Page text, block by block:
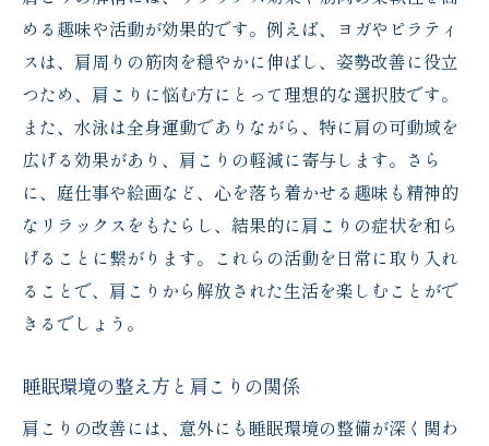
める趣味や活動が効果的です。例えば、ヨガやピラティ
スは、肩周りの筋肉を穏やかに伸ばし、姿勢改善に役立
つため、肩こりに悩む方にとって理想的な選択肢です。
また、水泳は全身運動でありながら、特に肩の可動域を
広げる効果があり、肩こりの軽減に寄与します。さら
に、庭仕事や絵画など、心を落ち着かせる趣味も精神的
なリラックスをもたらし、結果的に肩こりの症状を和ら
げることに繋がります。これらの活動を日常に取り入れ
ることで、肩こりから解放された生活を楽しむことがで
きるでしょう。
睡眠環境の整え方と肩こりの関係
肩こりの改善には、意外にも睡眠環境の整備が深く関わ